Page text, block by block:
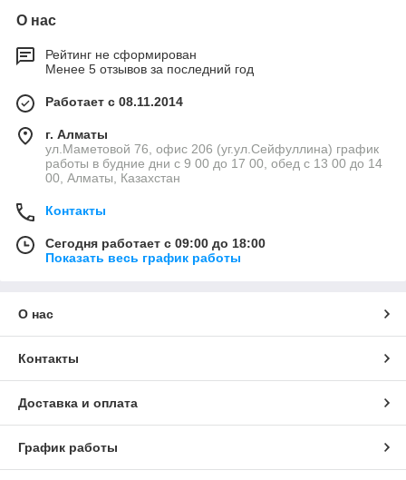
О нас
Рейтинг не сформирован
Менее 5 отзывов за последний год
Работает с 08.11.2014
г. Алматы
ул.Маметовой 76, офис 206 (уг.ул.Сейфуллина) график
работы в будние дни с 9 00 до 17 00, обед с 13 00 до 14
00, Алматы, Казахстан
Контакты
Сегодня работает с 09:00 до 18:00
Показать весь график работы
О нас
Контакты
Доставка и оплата
График работы